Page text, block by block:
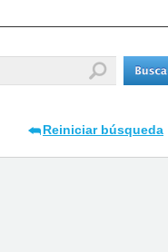
Reiniciar búsqueda